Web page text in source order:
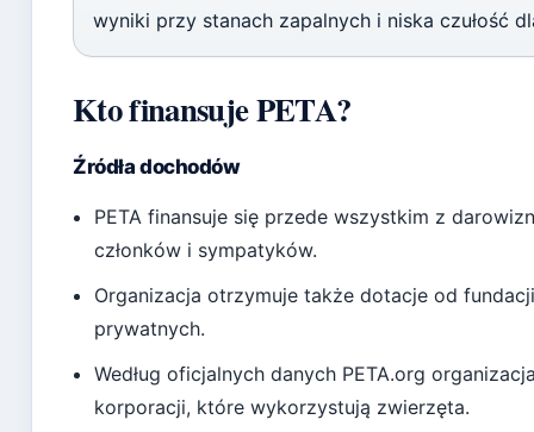
wyniki przy stanach zapalnych i niska czułość
Kto finansuje PETA?
Źródła dochodów
PETA finansuje się przede wszystkim z
członków i sympatyków.
Organizacja otrzymuje także dotacje od
prywatnych.
Według oficjalnych danych PETA.org
korporacji, które wykorzystują zwierzęta.